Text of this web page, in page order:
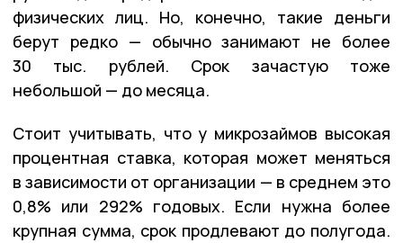
физических лиц. Но, конечно, такие деньги
берут редко — обычно занимают не более
30 тыс. рублей. Срок зачастую тоже
небольшой — до месяца.
Стоит учитывать, что у микрозаймов высокая
процентная ставка, которая может меняться
в зависимости от организации — в среднем это
0,8% или 292% годовых. Если нужна более
крупная сумма, срок продлевают до полугода.